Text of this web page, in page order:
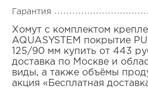
Гарантия
Хомут с комплектом
AQUASYSTEM покрытие
125/90 мм купить от 443
доставка по Москве и
виды, а также объёмы
акция «Бесплатная